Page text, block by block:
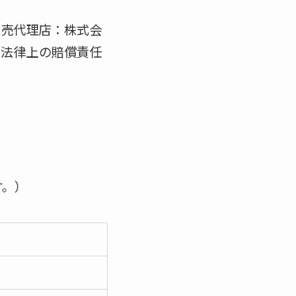
代理店：株式会
律上の賠償責任
）